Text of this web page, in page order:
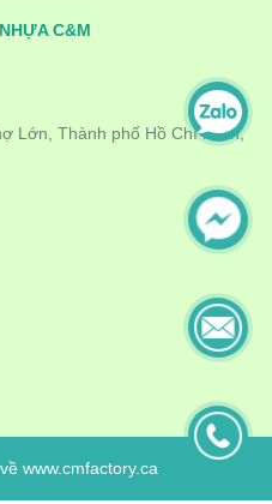
C&M
Lớn, Thành phố Hồ Chí Minh,
www.cmfactory.ca